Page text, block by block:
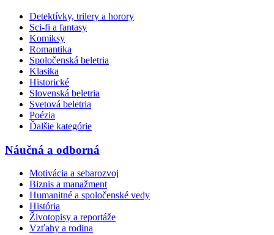
Detektívky, trilery a horory
Sci-fi a fantasy
Komiksy
Romantika
Spoločenská beletria
Klasika
Historické
Slovenská beletria
Svetová beletria
Poézia
Ďalšie kategórie
Náučná a odborná
Motivácia a sebarozvoj
Biznis a manažment
Humanitné a spoločenské vedy
História
Životopisy a reportáže
Vzťahy a rodina